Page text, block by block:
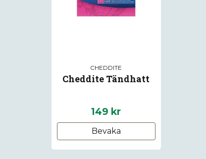
CHEDDITE
Cheddite Tändhatt
149 kr
Bevaka